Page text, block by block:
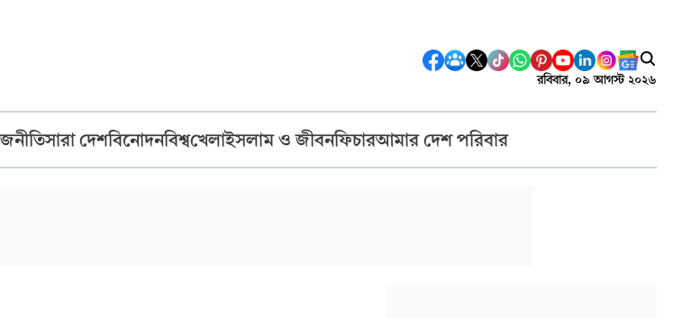
রবিবার, ০৯ আগস্ট ২০২৬
সারা দেশবিনোদনবিশ্বখেলাইসলাম ও জীবনফিচারআমার দেশ পরিবার